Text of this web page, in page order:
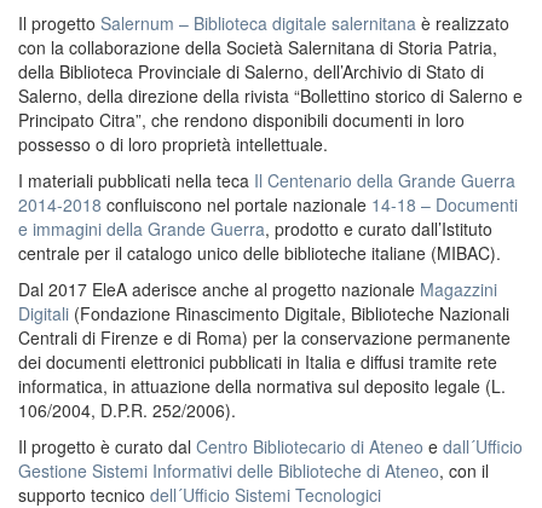
Il progetto Salernum – Biblioteca digitale salernitana è realizzato
con la collaborazione della Società Salernitana di Storia Patria,
della Biblioteca Provinciale di Salerno, dell’Archivio di Stato di
Salerno, della direzione della rivista “Bollettino storico di Salerno e
Principato Citra”, che rendono disponibili documenti in loro
possesso o di loro proprietà intellettuale.
I materiali pubblicati nella teca Il Centenario della Grande Guerra
2014-2018 confluiscono nel portale nazionale 14-18 – Documenti
e immagini della Grande Guerra, prodotto e curato dall’Istituto
centrale per il catalogo unico delle biblioteche italiane (MIBAC).
Dal 2017 EleA aderisce anche al progetto nazionale Magazzini
Digitali (Fondazione Rinascimento Digitale, Biblioteche Nazionali
Centrali di Firenze e di Roma) per la conservazione permanente
dei documenti elettronici pubblicati in Italia e diffusi tramite rete
informatica, in attuazione della normativa sul deposito legale (L.
106/2004, D.P.R. 252/2006).
Il progetto è curato dal Centro Bibliotecario di Ateneo e dall´Ufficio
Gestione Sistemi Informativi delle Biblioteche di Ateneo, con il
supporto tecnico dell´Ufficio Sistemi Tecnologici